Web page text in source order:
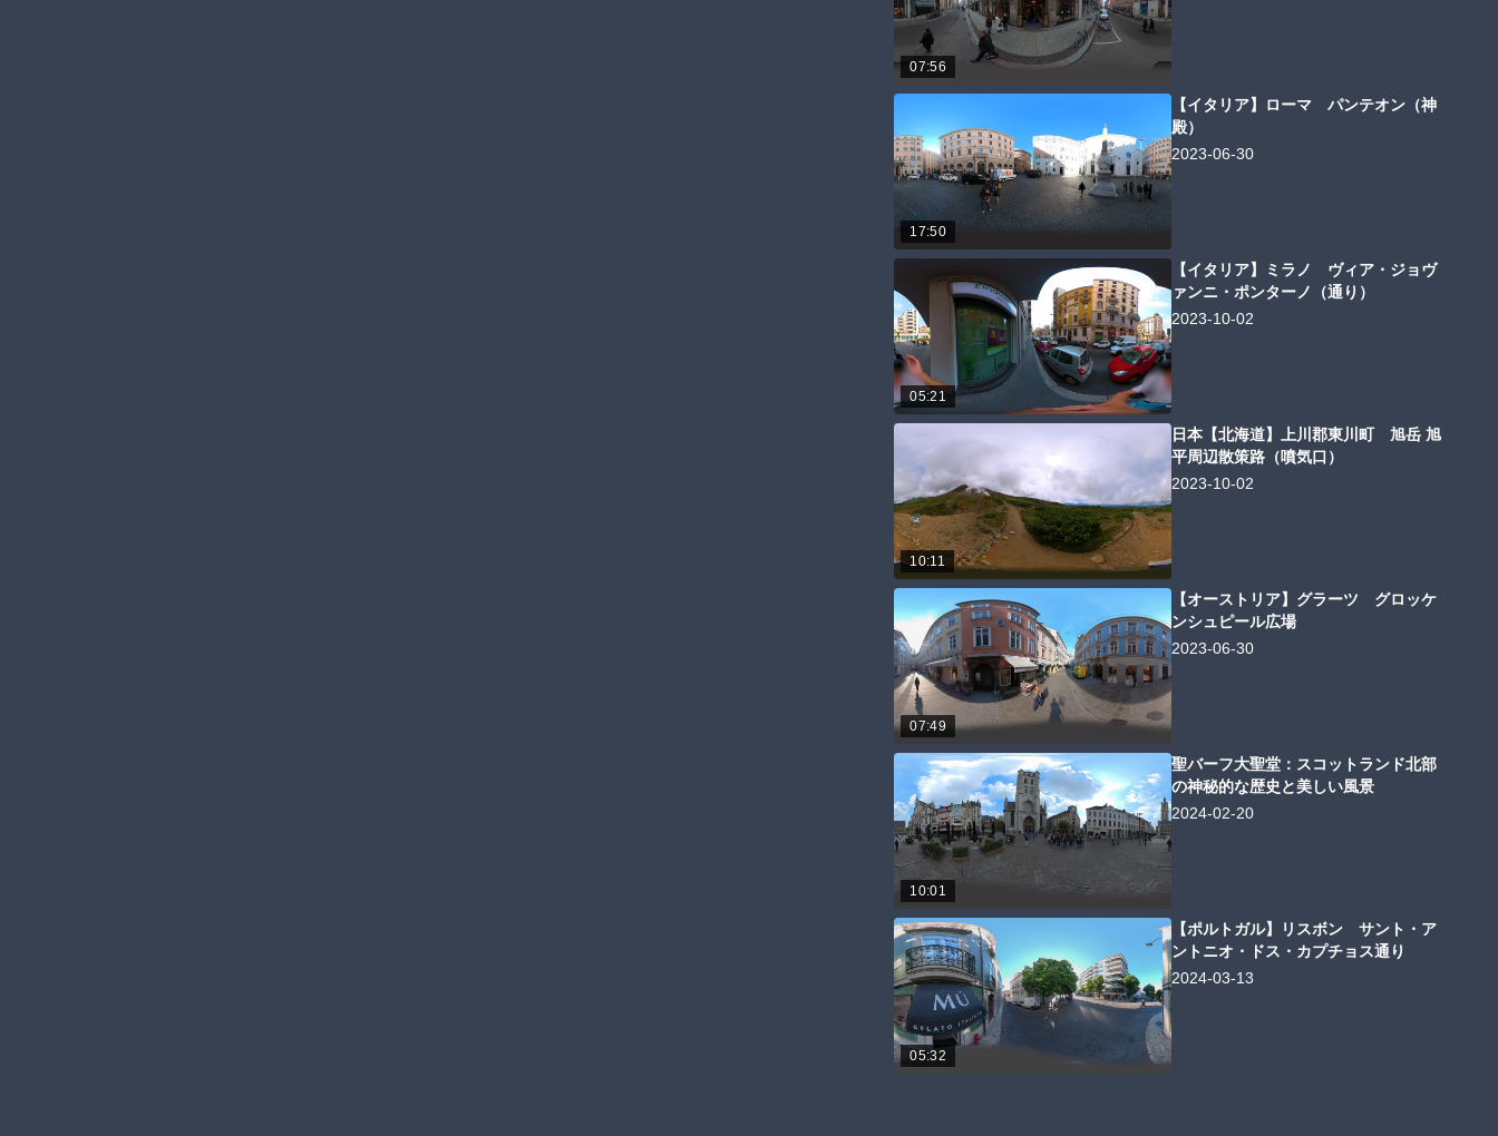
07:56
17:50
【イタリア】ローマ パンテオン（神
殿）
2023-06-30
05:21
【イタリア】ミラノ ヴィア・ジョヴ
ァンニ・ポンターノ（通り）
2023-10-02
10:11
日本【北海道】上川郡東川町 旭岳 旭
平周辺散策路（噴気口）
2023-10-02
07:49
【オーストリア】グラーツ グロッケ
ンシュピール広場
2023-06-30
10:01
聖バーフ大聖堂：スコットランド北部
の神秘的な歴史と美しい風景
2024-02-20
05:32
【ポルトガル】リスボン サント・ア
ントニオ・ドス・カプチョス通り
2024-03-13